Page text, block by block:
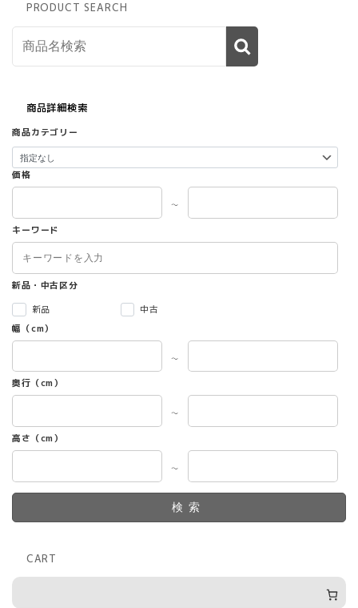
PRODUCT SEARCH
商品詳細検索
商品カテゴリー
価格
～
キーワード
新品・中古区分
新品
中古
幅（cm）
～
奥行（cm）
～
高さ（cm）
～
検索
CART